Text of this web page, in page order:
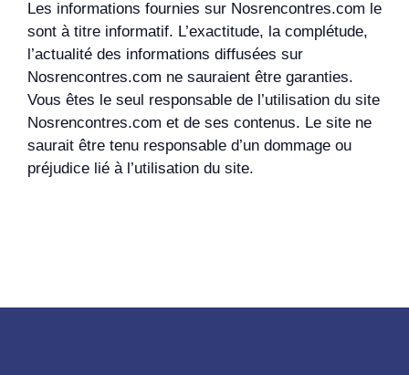
Les informations fournies sur Nosrencontres.com le
sont à titre informatif. L’exactitude, la complétude,
l’actualité des informations diffusées sur
Nosrencontres.com ne sauraient être garanties.
Vous êtes le seul responsable de l’utilisation du site
Nosrencontres.com et de ses contenus. Le site ne
saurait être tenu responsable d’un dommage ou
préjudice lié à l’utilisation du site.